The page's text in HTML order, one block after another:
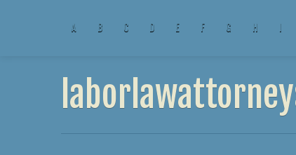
A B C D E F G H I